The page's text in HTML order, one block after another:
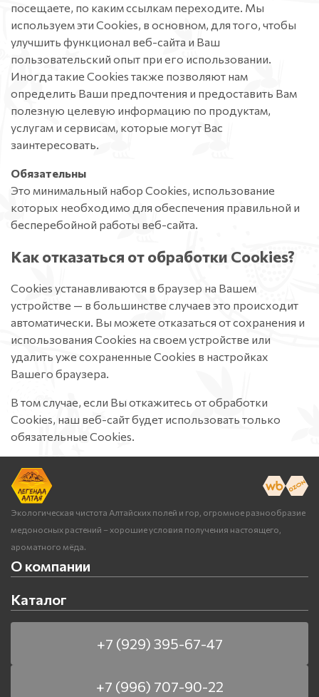
посещаете, по каким ссылкам переходите. Мы
используем эти Cookies, в основном, для того, чтобы
улучшить функционал веб-сайта и Ваш
пользовательский опыт при его использовании.
Иногда такие Cookies также позволяют нам
определить Ваши предпочтения и предоставить Вам
полезную целевую информацию по продуктам,
услугам и сервисам, которые могут Вас
заинтересовать.
Обязательны
Это минимальный набор Cookies, использование
которых необходимо для обеспечения правильной и
бесперебойной работы веб-сайта.
Как отказаться от обработки Сookies?
Cookies устанавливаются в браузер на Вашем
устройстве — в большинстве случаев это происходит
автоматически. Вы можете отказаться от сохранения и
использования Cookies на своем устройстве или
удалить уже сохраненные Cookies в настройках
Вашего браузера.
В том случае, если Вы откажитесь от обработки
Cookies, наш веб-сайт будет использовать только
обязательные Cookies.
Экологическая чистота Алтайских полей и гор, огромное разнообразие
медоносных растений – хорошие условия получения настоящего,
ароматного мёда.
О компании
Каталог
+7 (929) 395-67-47
+7 (996) 707-90-22